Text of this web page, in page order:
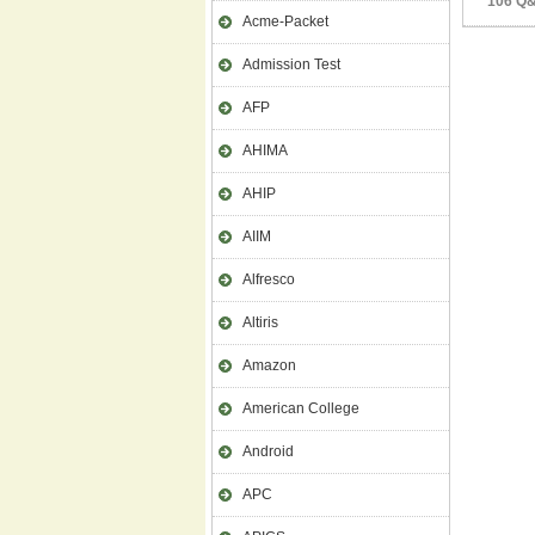
Acme-Packet
Admission Test
AFP
AHIMA
AHIP
AIIM
Alfresco
Altiris
Amazon
American College
Android
APC